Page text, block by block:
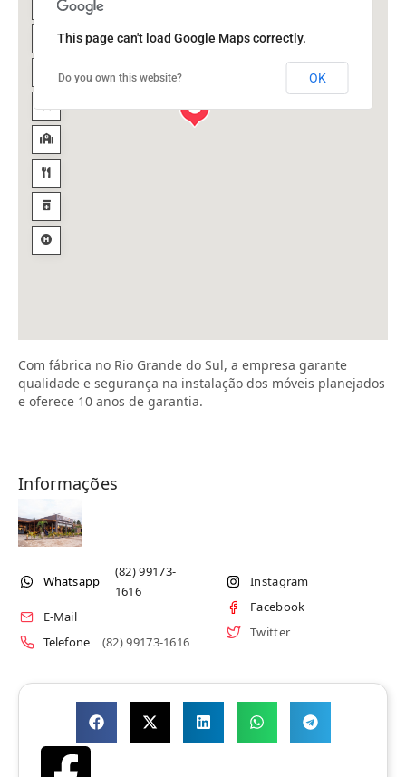
This page can't load Google Maps correctly.
Do you own this website? OK
Com fábrica no Rio Grande do Sul, a empresa garante
qualidade e segurança na instalação dos móveis planejados
e oferece 10 anos de garantia.
Informações
Whatsapp
(82) 99173-
1616
E-Mail
Telefone
(82) 99173-1616
Instagram
Facebook
Twitter